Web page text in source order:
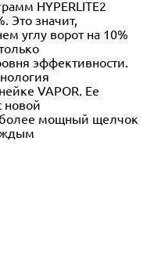
HYPERLITE2
Это значит,
углу ворот на 10%
эффективности.
VAPOR. Ее
новой
более мощный щелчок